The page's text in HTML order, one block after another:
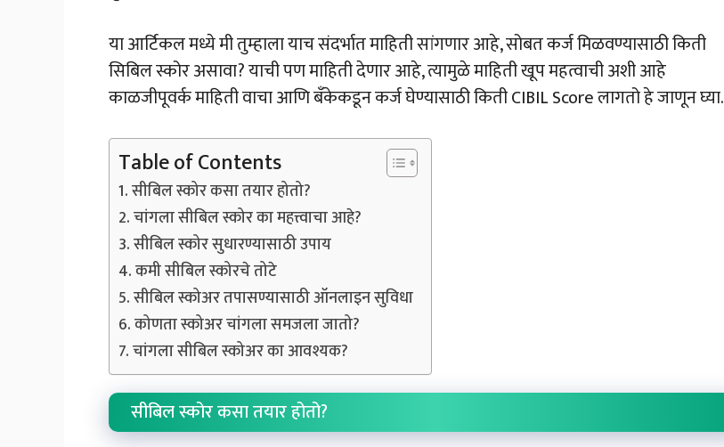
या आर्टिकल मध्ये मी तुम्हाला याच संदर्भात माहिती सांगणार आहे, सोबत कर्ज मिळवण्यासाठी किती
सिबिल स्कोर असावा? याची पण माहिती देणार आहे, त्यामुळे माहिती खूप महत्वाची अशी आहे
काळजीपूवर्क माहिती वाचा आणि बँकेकडून कर्ज घेण्यासाठी किती CIBIL Score लागतो हे जाणून घ्या.
Table of Contents
सीबिल स्कोर कसा तयार होतो?
चांगला सीबिल स्कोर का महत्त्वाचा आहे?
सीबिल स्कोर सुधारण्यासाठी उपाय
कमी सीबिल स्कोरचे तोटे
सीबिल स्कोअर तपासण्यासाठी ऑनलाइन सुविधा
कोणता स्कोअर चांगला समजला जातो?
चांगला सीबिल स्कोअर का आवश्यक?
सीबिल स्कोर कसा तयार होतो?